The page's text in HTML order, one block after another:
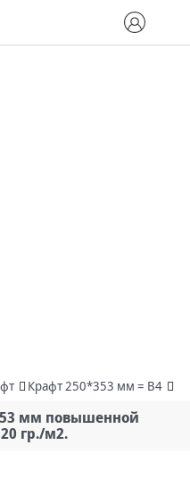
Крафт 250*353 мм = В4
мм повышенной
гр./м2.